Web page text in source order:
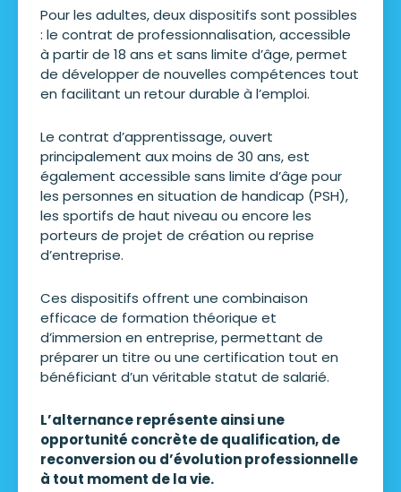
Pour les adultes, deux dispositifs sont possibles
: le contrat de professionnalisation, accessible
à partir de 18 ans et sans limite d’âge, permet
de développer de nouvelles compétences tout
en facilitant un retour durable à l’emploi.
Le contrat d’apprentissage, ouvert
principalement aux moins de 30 ans, est
également accessible sans limite d’âge pour
les personnes en situation de handicap (PSH),
les sportifs de haut niveau ou encore les
porteurs de projet de création ou reprise
d’entreprise.
Ces dispositifs offrent une combinaison
efficace de formation théorique et
d’immersion en entreprise, permettant de
préparer un titre ou une certification tout en
bénéficiant d’un véritable statut de salarié.
L’alternance représente ainsi une
opportunité concrète de qualification, de
reconversion ou d’évolution professionnelle
à tout moment de la vie.